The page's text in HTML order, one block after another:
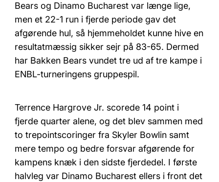
Bears og Dinamo Bucharest var længe lige,
men et 22-1 run i fjerde periode gav det
afgørende hul, så hjemmeholdet kunne hive en
resultatmæssig sikker sejr på 83-65. Dermed
har Bakken Bears vundet tre ud af tre kampe i
ENBL-turneringens gruppespil.
Terrence Hargrove Jr. scorede 14 point i
fjerde quarter alene, og det blev sammen med
to trepointscoringer fra Skyler Bowlin samt
mere tempo og bedre forsvar afgørende for
kampens knæk i den sidste fjerdedel. I første
halvleg var Dinamo Bucharest ellers i front det